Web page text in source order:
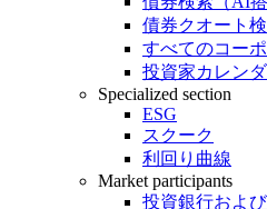
債券クオート
すべてのコー
投資家カレン
Specialized section
ESG
スクーク
利回り曲線
Market participants
投資銀行およ